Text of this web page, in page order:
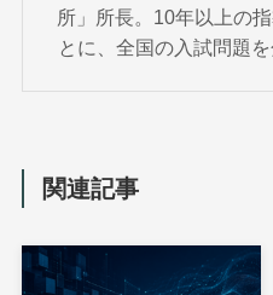
所」所長。10年以上の
とに、全国の入試問題
関連記事